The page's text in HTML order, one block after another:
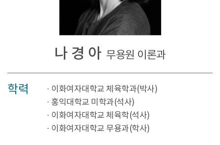
나 경 아 무용원 이론과
학력
· 이화여자대학교 체육학과(박사)
· 홍익대학교 미학과(석사)
· 이화여자대학교 체육학(석사)
· 이화여자대학교 무용과(학사)